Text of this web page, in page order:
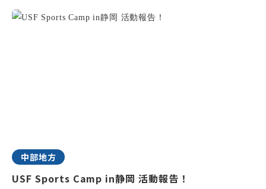
中部地方
USF Sports Camp in静岡 活動報告！